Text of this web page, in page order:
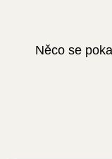
Něco se